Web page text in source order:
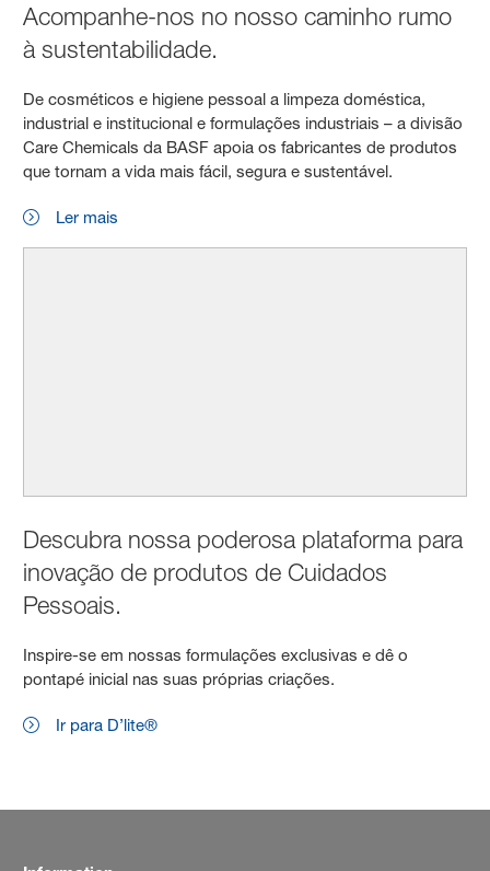
Acompanhe-nos no nosso caminho rumo
à sustentabilidade.
De cosméticos e higiene pessoal a limpeza doméstica,
industrial e institucional e formulações industriais – a divisão
Care Chemicals da BASF apoia os fabricantes de produtos
que tornam a vida mais fácil, segura e sustentável.
Ler mais
Descubra nossa poderosa plataforma para
inovação de produtos de Cuidados
Pessoais.
Inspire-se em nossas formulações exclusivas e dê o
pontapé inicial nas suas próprias criações.
Ir para D’lite®